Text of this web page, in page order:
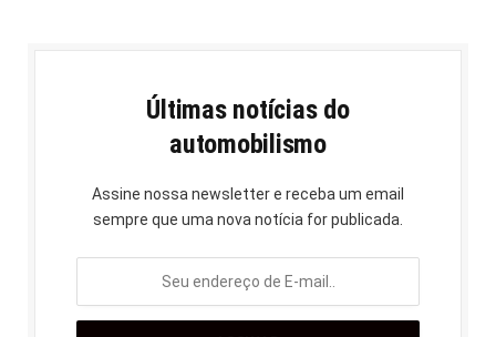
Últimas notícias do
automobilismo
Assine nossa newsletter e receba um email
sempre que uma nova notícia for publicada.